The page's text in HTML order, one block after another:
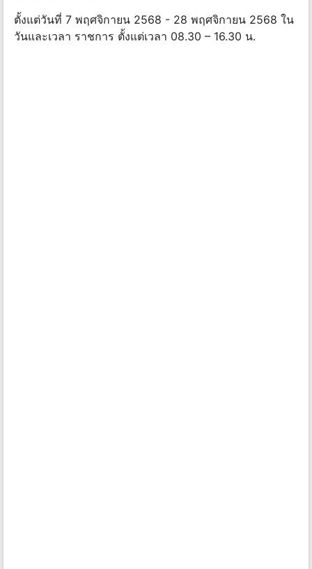
ตั้งแต่วันที่ 7 พฤศจิกายน 2568 - 28 พฤศจิกายน 2568 ใน
วันและเวลา ราชการ ตั้งแต่เวลา 08.30 – 16.30 น.